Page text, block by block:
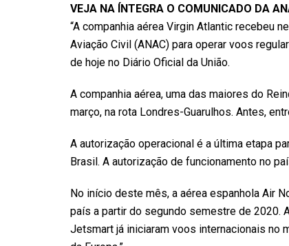
VEJA NA ÍNTEGRA O COMUNICADO DA
“A companhia aérea Virgin Atlantic recebeu
Aviação Civil (ANAC) para operar voos
de hoje no Diário Oficial da União.
A companhia aérea, uma das maiores do
março, na rota Londres-Guarulhos. Antes,
A autorização operacional é a última etapa
Brasil. A autorização de funcionamento no
No início deste mês, a aérea espanhola Air
país a partir do segundo semestre de 2020.
Jetsmart já iniciaram voos internacionais no